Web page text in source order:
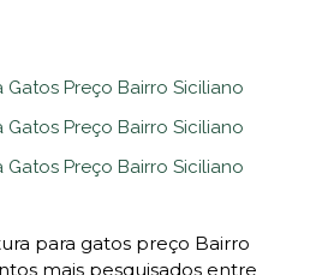
para gatos preço Bairro
mais pesquisados entre